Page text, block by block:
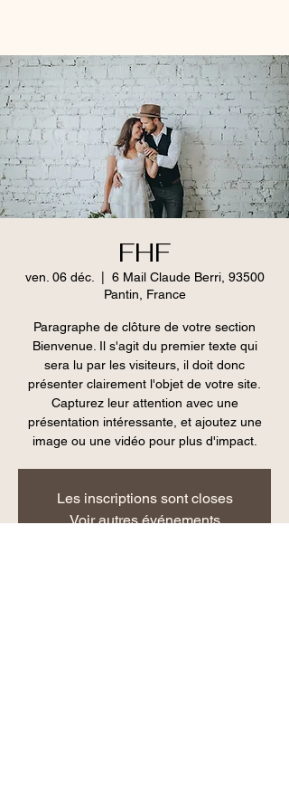
FHF
ven. 06 déc.
6 Mail Claude Berri, 93500
Pantin, France
Paragraphe de clôture de votre section
Bienvenue. Il s'agit du premier texte qui
sera lu par les visiteurs, il doit donc
présenter clairement l'objet de votre site.
Capturez leur attention avec une
présentation intéressante, et ajoutez une
image ou une vidéo pour plus d'impact.
Les inscriptions sont closes
Voir autres événements